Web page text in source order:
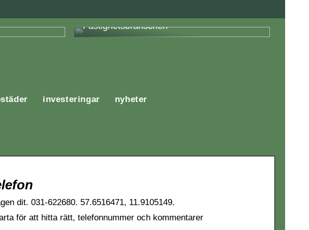
med låg
Fördelar med Energieffektivisering i
Fastighetsbranschen
investeringar nyheter
dit. 031-622680. 57.6516471, 11.9105149.
för att hitta rätt, telefonnummer och kommentarer